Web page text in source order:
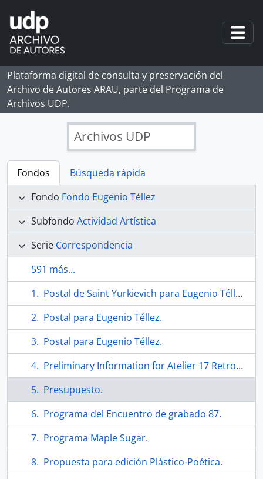
Skip to main content
Plataforma digital de consulta y preservación del
Archivo de Autores ARAU, parte del Programa de
Archivos UDP.
Archivos UDP
Fondos
Búsqueda rápida
Fondo Fondo Eugenio Téllez
Subfondo Actividad Artística
Serie Correspondencia
591 más...
Postal de Saint Yurkievich para Eugenio Téllez y Mindy Camponeschi.
Postal para Eugenio Téllez.
Postal para Eugenio Téllez.
Preliminary Information for Atelier 17 Retrospective.
Presupuesto.
Programa del Encuentro de grabado 87.
Programa Maple Sugar.
Propuesta para edición Plástico-Poética.